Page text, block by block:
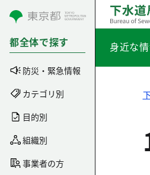
コンテンツにスキップ
都全体で探す
防災・緊急情報
カテゴリ別
目的別
組織別
事業者の方
身近な